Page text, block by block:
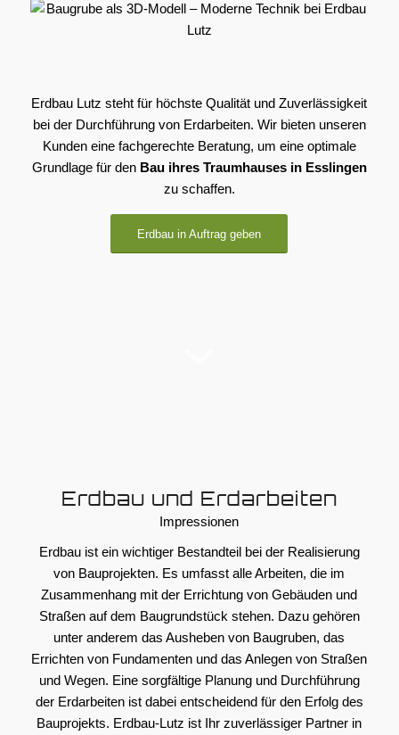
Erdbau Lutz steht für höchste Qualität und Zuverlässigkeit
bei der Durchführung von Erdarbeiten. Wir bieten unseren
Kunden eine fachgerechte Beratung, um eine optimale
Grundlage für den Bau ihres Traumhauses in Esslingen
zu schaffen.
Erdbau in Auftrag geben
Erdbau und Erdarbeiten
Impressionen
Erdbau ist ein wichtiger Bestandteil bei der Realisierung
von Bauprojekten. Es umfasst alle Arbeiten, die im
Zusammenhang mit der Errichtung von Gebäuden und
Straßen auf dem Baugrundstück stehen. Dazu gehören
unter anderem das Ausheben von Baugruben, das
Errichten von Fundamenten und das Anlegen von Straßen
und Wegen. Eine sorgfältige Planung und Durchführung
der Erdarbeiten ist dabei entscheidend für den Erfolg des
Bauprojekts. Erdbau-Lutz ist Ihr zuverlässiger Partner in